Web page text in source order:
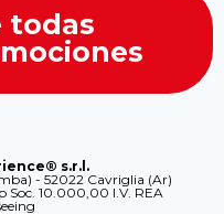
todas
s.r.l.
- 52022 Cavriglia (Ar)
Soc. 10.000,00 I.V. REA